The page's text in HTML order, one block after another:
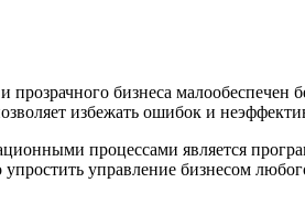
бизнеса малообеспечен
избежать ошибок и
процессами является
управление бизнесом